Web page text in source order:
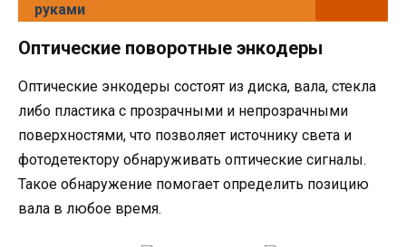
руками
Оптические поворотные энкодеры
Оптические энкодеры состоят из диска, вала, стекла
либо пластика с прозрачными и непрозрачными
поверхностями, что позволяет источнику света и
фотодетектору обнаруживать оптические сигналы.
Такое обнаружение помогает определить позицию
вала в любое время.